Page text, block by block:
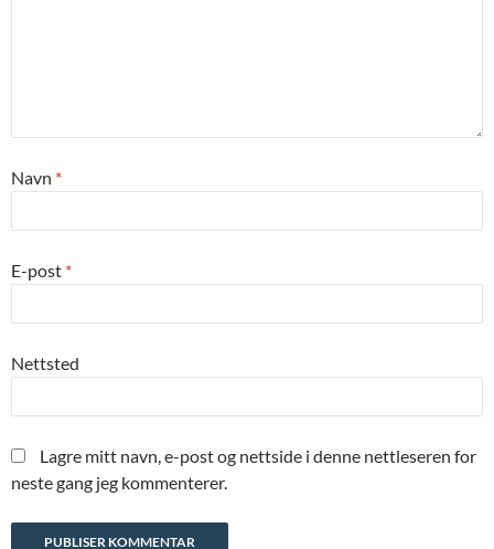
Navn *
E-post *
Nettsted
Lagre mitt navn, e-post og nettside i denne nettleseren for
neste gang jeg kommenterer.